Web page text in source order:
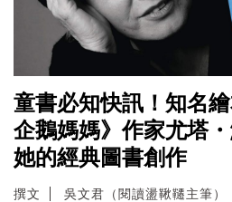
童書必知快訊！知名
企鵝媽媽》作家尤塔
她的經典圖書創作
撰文 吳文君（閱讀盪鞦韆主筆）